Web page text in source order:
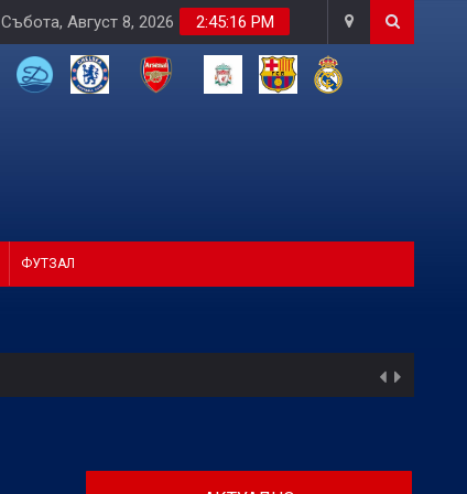
2:45:18 PM
Събота, Август 8, 2026
ФУТЗАЛ